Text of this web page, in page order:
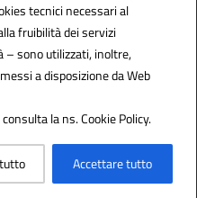
tecnici necessari al
fruibilità dei servizi
– sono utilizzati, inoltre,
a disposizione da Web
la ns. Cookie Policy.
Accettare tutto
(IPA): itcvg
☎️ 3520316918
3D Solution S.r.l.
Designers Italia